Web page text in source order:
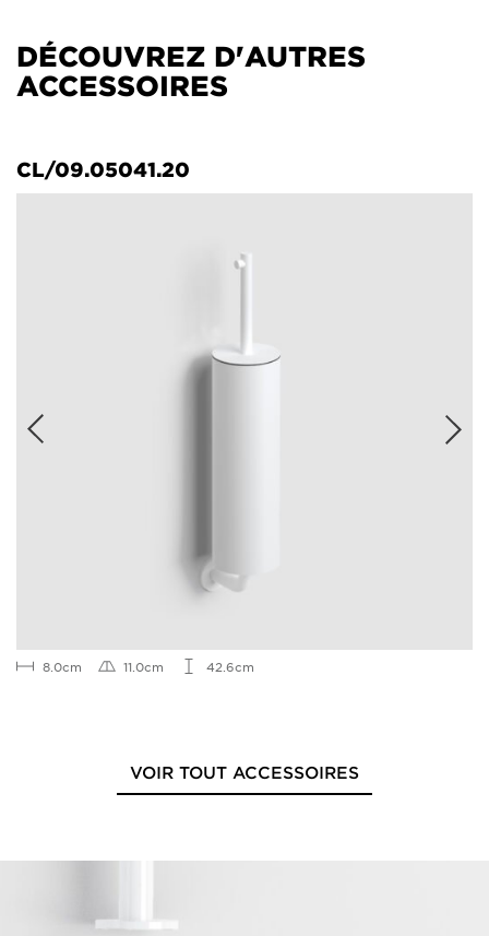
DÉCOUVREZ D'AUTRES
ACCESSOIRES
CL/09.05041.20
8.0cm 11.0cm 42.6cm
VOIR TOUT ACCESSOIRES